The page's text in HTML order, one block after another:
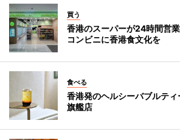
買う
香港のスーパーが24時間営
コンビニに香港食文化を
食べる
香港発のヘルシーバブルテ
旗艦店